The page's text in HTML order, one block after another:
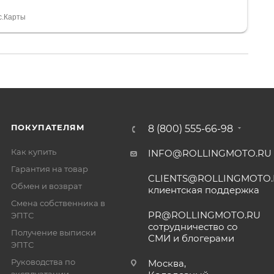
всегда на связи, очень детально всё
ПОКУПАТЕЛЯМ
Как купить
Гарантия на товар
Обмен и возврат
Смена собственника в
ЭПТС
Получение выписки
ЭПТС
Руководства по
8 (800) 555-66-98
INFO@ROLLINGMOTO.RU
клиентская поддержка
PR@ROLLINGMOTO.RU
сотрудничество со
СМИ и блогерами
Москва,